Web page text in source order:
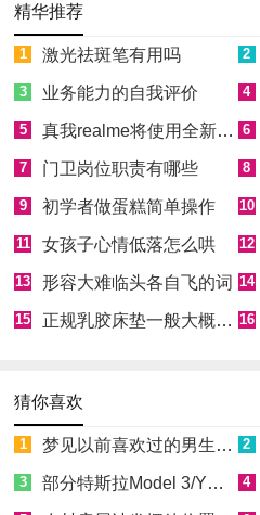
精华推荐
1 激光祛斑笔有用吗 2
3 业务能力的自我评价 4
5 真我realme将使用全新Logo 6
7 门卫岗位职责有哪些 8
9 初学者做蛋糕简单操作 10
11 女孩子心情低落怎么哄 12
13 形容大难临头各自飞的词 14
15 正规乳胶床垫一般大概多少钱 16
猜你喜欢
1 梦见以前喜欢过的男生喜欢自己 2
3 部分特斯拉Model 3/Y因缺少零件无法正常向车主交付 4